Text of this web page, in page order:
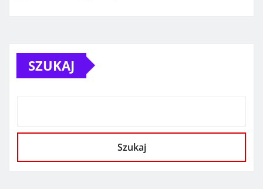
SZUKAJ
Szukaj